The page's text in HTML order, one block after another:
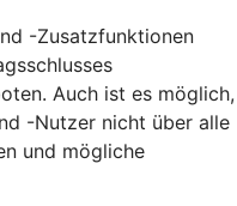
-Zusatzfunktionen
Auch ist es möglich,
-Nutzer nicht über alle
und mögliche